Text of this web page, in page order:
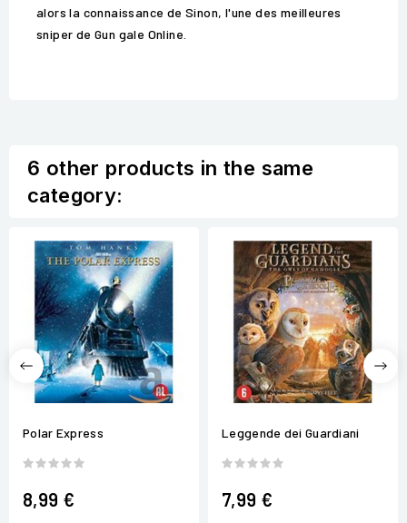
alors la connaissance de Sinon, l'une des meilleures
sniper de Gun gale Online.
6 other products in the same
category:
Polar Express
8,99 €
Leggende dei Guardiani
7,99 €